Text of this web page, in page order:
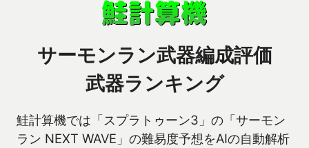
サーモンラン武器編成評価
武器ランキング
鮭計算機では「スプラトゥーン3」の「サーモン
ラン NEXT WAVE」の難易度予想をAIの自動解析